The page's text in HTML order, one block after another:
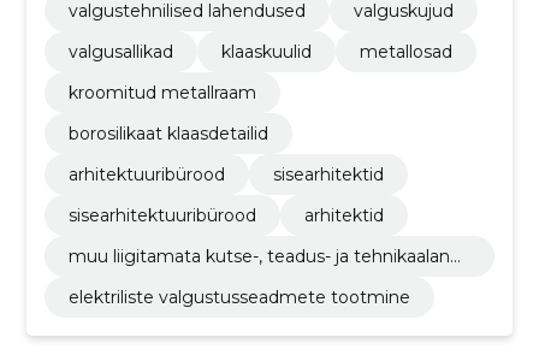
valgustehnilised lahendused
valguskujud
valgusallikad
klaaskuulid
metallosad
kroomitud metallraam
borosilikaat klaasdetailid
arhitektuuribürood
sisearhitektid
sisearhitektuuribürood
arhitektid
muu liigitamata kutse-, teadus- ja tehnikaalane
elektriliste valgustusseadmete tootmine